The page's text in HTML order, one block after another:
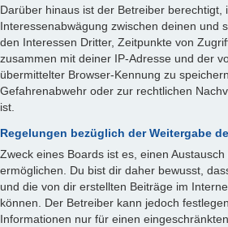
Darüber hinaus ist der Betreiber berechtigt,
Interessenabwägung zwischen deinen und
den Interessen Dritter, Zeitpunkte von
zusammen mit deiner IP-Adresse und der
übermittelter Browser-Kennung zu
Gefahrenabwehr oder zur rechtlichen
ist.
Regelungen bezüglich der Weitergabe
Zweck eines Boards ist es, einen
ermöglichen. Du bist dir daher bewusst,
und die von dir erstellten Beiträge im
können. Der Betreiber kann jedoch
Informationen nur für einen